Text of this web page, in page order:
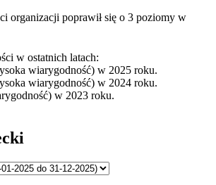
organizacji poprawił się o 3 poziomy w
w ostatnich latach:
wiarygodność) w 2025 roku.
wiarygodność) w 2024 roku.
w 2023 roku.